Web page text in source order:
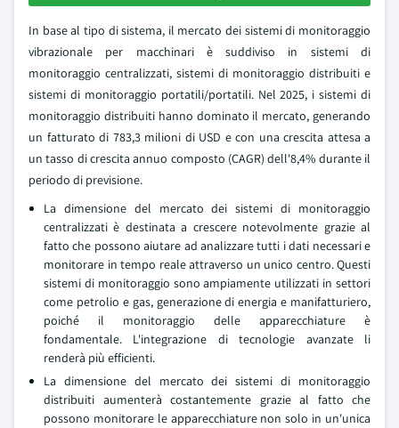
In base al tipo di sistema, il mercato dei sistemi di monitoraggio
vibrazionale per macchinari è suddiviso in sistemi di
monitoraggio centralizzati, sistemi di monitoraggio distribuiti e
sistemi di monitoraggio portatili/portatili. Nel 2025, i sistemi di
monitoraggio distribuiti hanno dominato il mercato, generando
un fatturato di 783,3 milioni di USD e con una crescita attesa a
un tasso di crescita annuo composto (CAGR) dell'8,4% durante il
periodo di previsione.
La dimensione del mercato dei sistemi di monitoraggio
centralizzati è destinata a crescere notevolmente grazie al
fatto che possono aiutare ad analizzare tutti i dati necessari e
monitorare in tempo reale attraverso un unico centro. Questi
sistemi di monitoraggio sono ampiamente utilizzati in settori
come petrolio e gas, generazione di energia e manifatturiero,
poiché il monitoraggio delle apparecchiature è
fondamentale. L'integrazione di tecnologie avanzate li
renderà più efficienti.
La dimensione del mercato dei sistemi di monitoraggio
distribuiti aumenterà costantemente grazie al fatto che
possono monitorare le apparecchiature non solo in un'unica